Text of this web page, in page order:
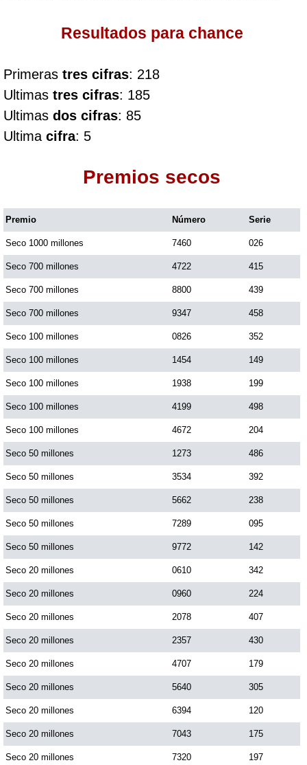
Culona día
Culona noche
Dorado Mañana
Dorado Noche
Fantástica Día
Fantástica Noche
Motilon Tarde
Motilon Noche
Paisita Día
Paisita Noche
Paisita 3
Pick 3 Día
Pick 3 Noche
Pick 4 Día
Pick 4 Noche
Resultados para chance
Primeras tres cifras: 218
Ultimas tres cifras: 185
Ultimas dos cifras: 85
Ultima cifra: 5
Premios secos
Premio Número Serie
Seco 1000 millones 7460 026
Seco 700 millones 4722 415
Seco 700 millones 8800 439
Seco 700 millones 9347 458
Seco 100 millones 0826 352
Seco 100 millones 1454 149
Seco 100 millones 1938 199
Seco 100 millones 4199 498
Seco 100 millones 4672 204
Seco 50 millones 1273 486
Seco 50 millones 3534 392
Seco 50 millones 5662 238
Seco 50 millones 7289 095
Seco 50 millones 9772 142
Seco 20 millones 0610 342
Seco 20 millones 0960 224
Seco 20 millones 2078 407
Seco 20 millones 2357 430
Seco 20 millones 4707 179
Seco 20 millones 5640 305
Seco 20 millones 6394 120
Seco 20 millones 7043 175
Seco 20 millones 7320 197